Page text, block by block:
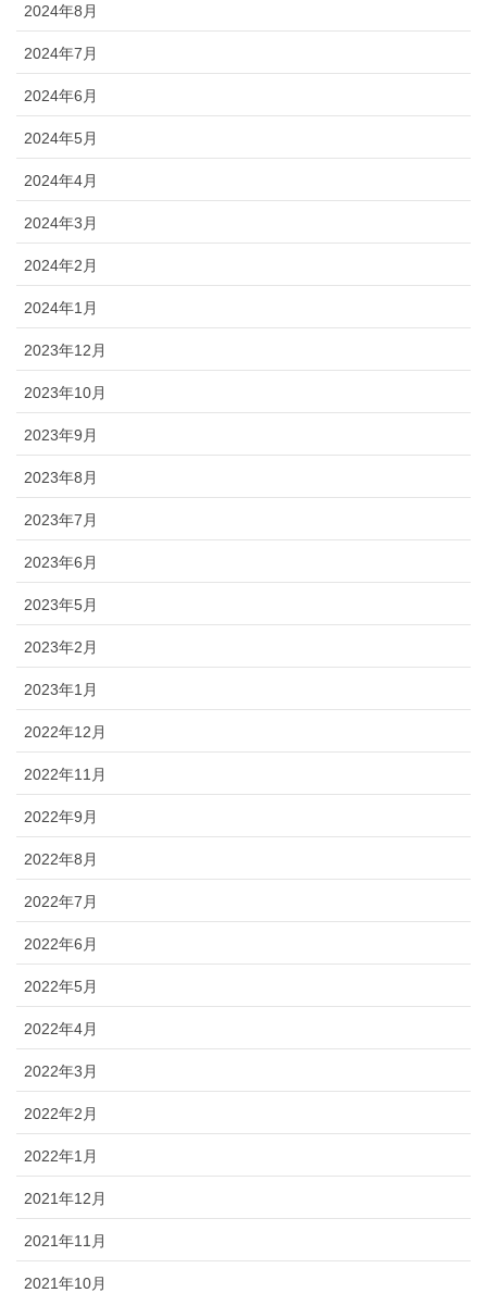
2024年8月
2024年7月
2024年6月
2024年5月
2024年4月
2024年3月
2024年2月
2024年1月
2023年12月
2023年10月
2023年9月
2023年8月
2023年7月
2023年6月
2023年5月
2023年2月
2023年1月
2022年12月
2022年11月
2022年9月
2022年8月
2022年7月
2022年6月
2022年5月
2022年4月
2022年3月
2022年2月
2022年1月
2021年12月
2021年11月
2021年10月